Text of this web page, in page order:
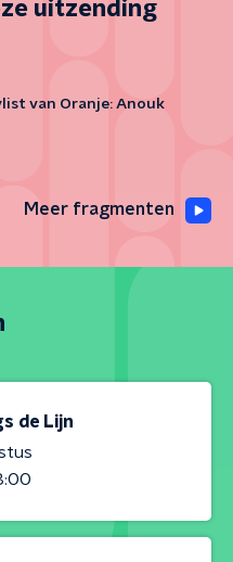
uitzending
van Oranje: Anouk
Meer fragmenten
de Lijn